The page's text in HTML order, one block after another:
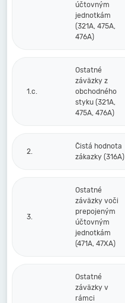
účtovným
jednotkám
(321A, 475A,
476A)
1.c.
Ostatné
záväzky z
obchodného
styku (321A,
475A, 476A)
2.
Čistá hodnota
zákazky (316A)
3.
Ostatné
záväzky voči
prepojeným
účtovným
jednotkám
(471A, 47XA)
Ostatné
záväzky v
rámci